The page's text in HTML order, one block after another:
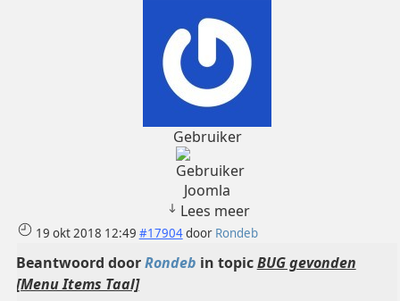
Gebruiker
Joomla
Lees meer
19 okt 2018 12:49 #17904door Rondeb
Beantwoord doorRondeb in topicBUG gevonden
[Menu Items Taal]